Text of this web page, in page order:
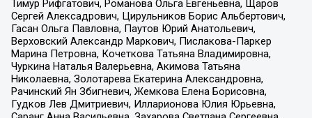
Тимур Рифгатович, Романова Ольга Евгеньевна, Щаров
Сергей Алексадрович, Цирульников Борис Альбертович,
Гасан Ольга Павловна, Паутов Юрий Анатольевич,
Верховский Александр Маркович, Пислакова-Паркер
Марина Петровна, Кочеткова Татьяна Владимировна,
Чуркина Наталья Валерьевна, Акимова Татьяна
Николаевна, Золотарева Екатерина Александровна,
Рачинский Ян Збигневич, Жемкова Елена Борисовна,
Гудков Лев Дмитриевич, Илларионова Юлия Юрьевна,